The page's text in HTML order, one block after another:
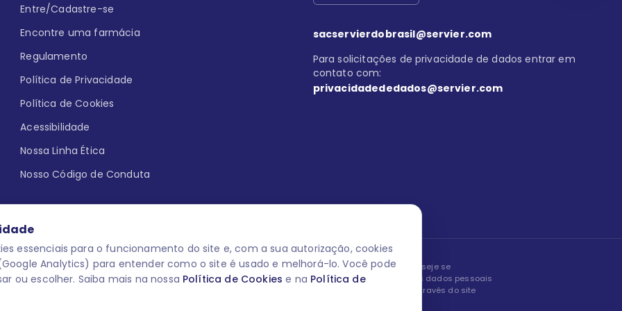
essenciais para o funcionamento do site e, com a sua autorização, cookies
Analytics) para entender como o site é usado e melhorá-lo. Você pode
ou escolher. Saiba mais na nossa Política de Cookies e na Política de
Entre/Cadastre-se
Encontre uma farmácia
Regulamento
Política de Privacidade
Política de Cookies
Acessibilidade
Nossa Linha Ética
Nosso Código de Conduta
sacservierdobrasil@servier.com
Para solicitações de privacidade de dados entrar em
contato com:
privacidadededados@servier.com
aqui uma reação adversa com
para o público leigo e para os
medicamentos. M-AS ONE-
O laboratório Servier do Brasil respeita os seus dados! Caso deseje se
descredenciar do Programa e apagar, editar ou corrigir os seus dados pessoais
você pode fazê-lo a qualquer momento entrando em contato através do site